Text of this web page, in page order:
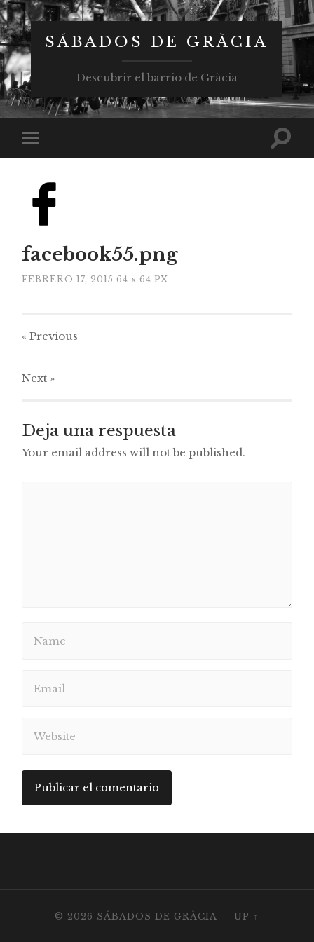
SÁBADOS DE GRÀCIA
Descubrir el barrio de Gràcia
facebook55.png
FEBRERO 17, 2015 64x 64 PX
« Previous
Next »
Deja una respuesta
Your email address will not be published.
© 2026 SÁBADOS DE GRÀCIA —UP ↑